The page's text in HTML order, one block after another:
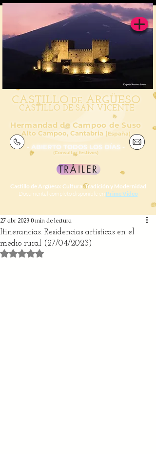
CASTILLO DE ARGÜESO
CASTILLO DE SAN VICENTE
Hermandad de Campoo de Suso
Alto Campoo, Cantabria (España)
- ABIERTO TODOS LOS DÍAS -
(Consultar festivos)
TRÁILER
Castillo de Argüeso: Cultura, Tradición y Modernidad
Documental completo disponible en Prime Video
Itinerancias. Residencias artísticas en el
medio rural (27/04/2023)
27 abr 20230 min de lectura
Obtuvo NaN de 5 estrellas.